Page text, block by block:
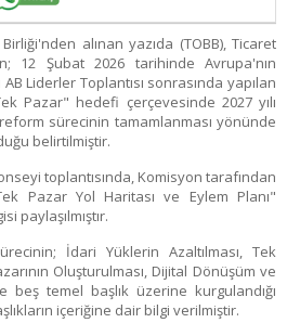
alınan yazıda (TOBB), Ticaret
12 Şubat 2026 tarihinde Avrupa'nın
Liderler Toplantısı sonrasında yapılan
Pazar" hedefi çerçevesinde 2027 yılı
sürecinin tamamlanması yönünde
belirtilmiştir.
toplantısında, Komisyon tarafından
Pazar Yol Haritası ve Eylem Planı"
paylaşılmıştır.
İdari Yüklerin Azaltılması, Tek
Oluşturulması, Dijital Dönüşüm ve
beş temel başlık üzerine kurgulandığı
içeriğine dair bilgi verilmiştir.